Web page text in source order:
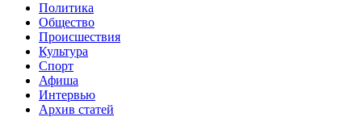
Политика
Общество
Проиcшествия
Культура
Спорт
Афиша
Интервью
Архив статей